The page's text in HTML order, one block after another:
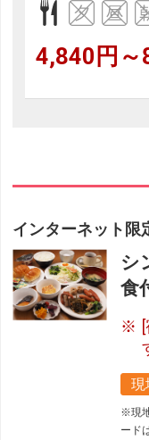
4,840円～
インターネット限
シ
食
現
※現
ード